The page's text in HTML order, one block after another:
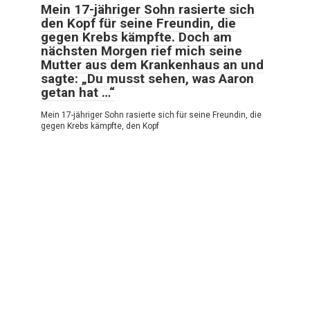
Mein 17-jähriger Sohn rasierte sich
den Kopf für seine Freundin, die
gegen Krebs kämpfte. Doch am
nächsten Morgen rief mich seine
Mutter aus dem Krankenhaus an und
sagte: „Du musst sehen, was Aaron
getan hat …“
Mein 17-jähriger Sohn rasierte sich für seine Freundin, die
gegen Krebs kämpfte, den Kopf